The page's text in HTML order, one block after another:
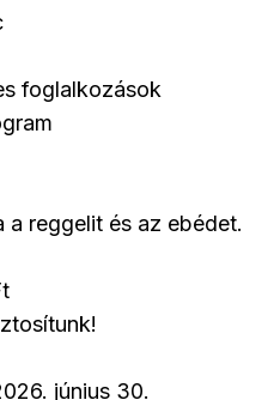
foglalkozások
reggelit és az ebédet.
június 30.